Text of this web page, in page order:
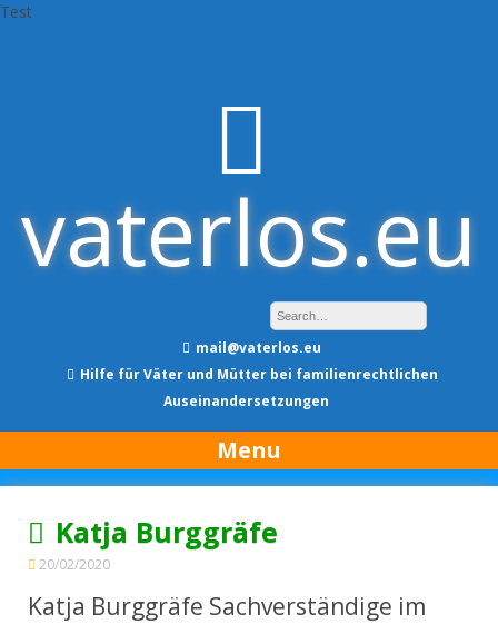
Test
vaterlos.eu
mail@vaterlos.eu
Hilfe für Väter und Mütter bei familienrechtlichen
Auseinandersetzungen
Menu
Katja Burggräfe
20/02/2020
Katja Burggräfe Sachverständige im